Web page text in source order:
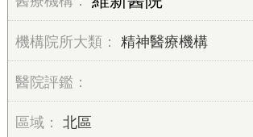
精神醫療機構
北區